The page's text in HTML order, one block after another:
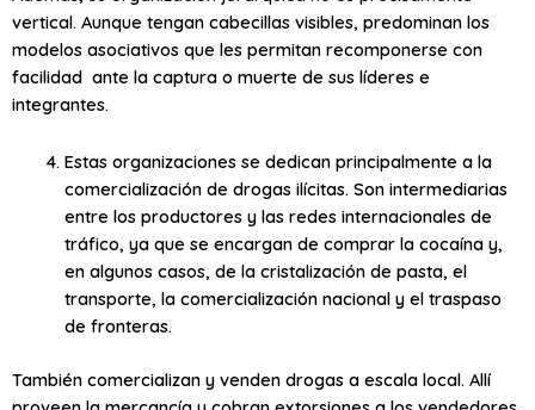
vertical. Aunque tengan cabecillas visibles, predominan los
modelos asociativos que les permitan recomponerse con
facilidad ante la captura o muerte de sus líderes e
integrantes.
Estas organizaciones se dedican principalmente a la
comercialización de drogas ilícitas. Son intermediarias
entre los productores y las redes internacionales de
tráfico, ya que se encargan de comprar la cocaína y,
en algunos casos, de la cristalización de pasta, el
transporte, la comercialización nacional y el traspaso
de fronteras.
También comercializan y venden drogas a escala local. Allí